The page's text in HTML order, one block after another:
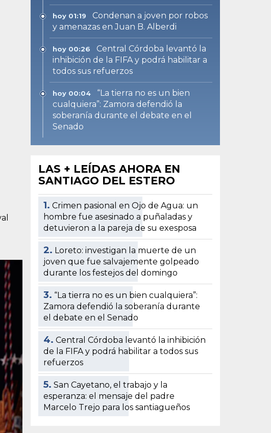
hoy 01:19
Condenan a joven por robos
y amenazas en Juan B. Alberdi
hoy 00:26
Central Córdoba levantó la
inhibición de la FIFA y podrá habilitar a
todos sus refuerzos
hoy 00:04
“La tierra no es un bien
cualquiera”: Zamora defendió la
soberanía durante el debate en el
Senado
LAS + LEÍDAS AHORA EN
SANTIAGO DEL ESTERO
1. Crimen pasional en Ojo de Agua: un
hombre fue asesinado a puñaladas y
detuvieron a la pareja de su exesposa
2. Loreto: investigan la muerte de un
joven que fue salvajemente golpeado
durante los festejos del domingo
3. “La tierra no es un bien cualquiera”:
Zamora defendió la soberanía durante
el debate en el Senado
4. Central Córdoba levantó la inhibición
de la FIFA y podrá habilitar a todos sus
refuerzos
5. San Cayetano, el trabajo y la
esperanza: el mensaje del padre
Marcelo Trejo para los santiagueños